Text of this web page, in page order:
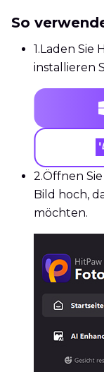
So
1.Laden Sie
installieren
2.Öffnen
Bild hoch,
möchten.